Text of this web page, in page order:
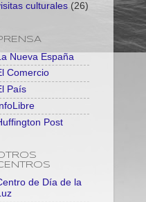
culturales (26)
Nueva España
Comercio
País
InfoLibre
Post
de Día de la